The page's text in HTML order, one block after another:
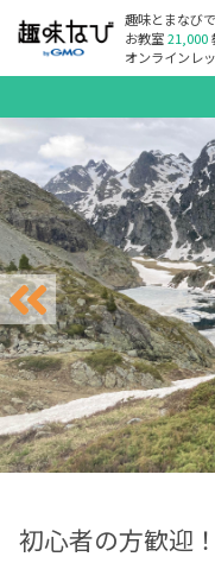
趣味とまなび
お教室21,000
オンラインレ
初心者の方歓迎